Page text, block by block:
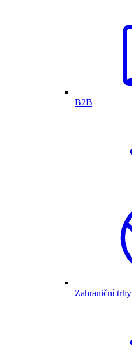
B2B
Zahraniční trhy